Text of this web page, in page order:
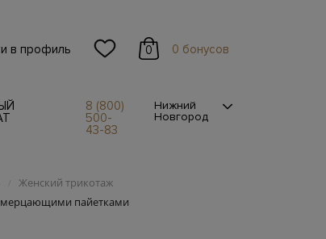
в профиль 0 0 бонусов
8 (800)
500-
43-83
Нижний
Новгород
/ Женский трикотаж
мерцающими пайетками